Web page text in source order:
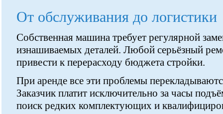
От обслуживания до логистики
Собственная машина требует регулярной
изнашиваемых деталей. Любой серьёзный
привести к перерасходу бюджета стройки.
При аренде все эти проблемы
Заказчик платит исключительно за часы
поиск редких комплектующих и